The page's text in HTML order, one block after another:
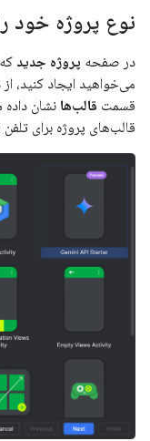
نوع پروژه خود
در صفحه پروژه جدید
می‌خواهید ایجاد کنید،
قسمت قالب‌ها
قالب‌های پروژه برای